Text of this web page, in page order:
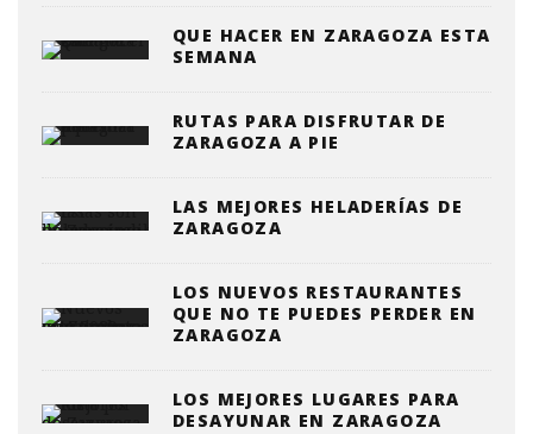
QUE HACER EN ZARAGOZA ESTA
SEMANA
RUTAS PARA DISFRUTAR DE
ZARAGOZA A PIE
LAS MEJORES HELADERÍAS DE
ZARAGOZA
LOS NUEVOS RESTAURANTES
QUE NO TE PUEDES PERDER EN
ZARAGOZA
LOS MEJORES LUGARES PARA
DESAYUNAR EN ZARAGOZA